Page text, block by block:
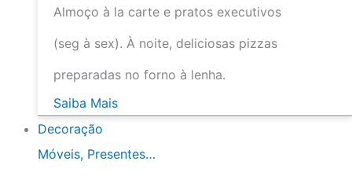
Almoço à la carte e pratos executivos
(seg à sex). À noite, deliciosas pizzas
preparadas no forno à lenha.
Saiba Mais
Decoração
Móveis, Presentes…